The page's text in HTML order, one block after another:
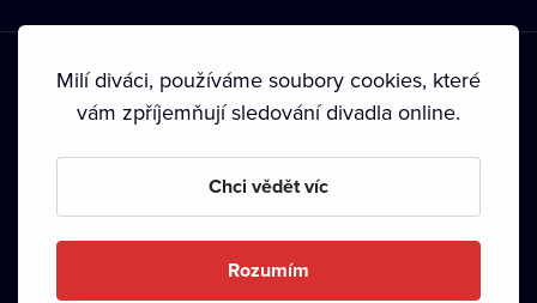
Podmínky používání • Ochrana soukromí • Zásady používání
• Autorská práva•
Milí diváci, používáme soubory cookies, které
vám zpříjemňují sledování divadla online.
Chci vědět víc
Rozumím